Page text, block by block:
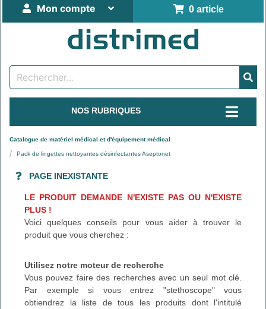
0 article
Mon compte
NOS RUBRIQUES
Catalogue de matériel médical et d'équipement médical
Pack de lingettes nettoyantes désinfectantes Aseptonet
PAGE INEXISTANTE
LE PRODUIT DEMANDE N'EXISTE PAS OU N'EXISTE
PLUS !
Voici quelques conseils pour vous aider à trouver le
produit que vous cherchez :
Utilisez notre moteur de recherche
Vous pouvez faire des recherches avec un seul mot clé.
Par exemple si vous entrez "stethoscope" vous
obtiendrez la liste de tous les produits dont l'intitulé